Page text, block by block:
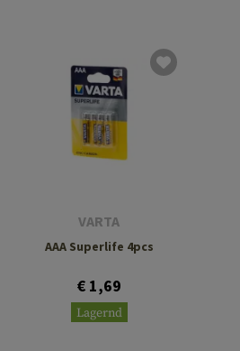
VARTA
AAA Superlife 4pcs
€ 1,69
Lagernd